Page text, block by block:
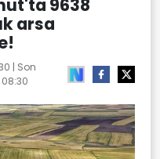
9638
arsa
| Son